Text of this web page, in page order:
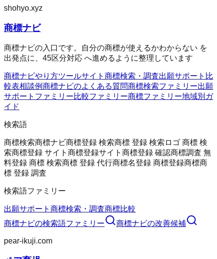
shohyo.xyz
商標ナビ
商標ナビの入口です。自分の商標が使えるかわからない を
出発点に、45区分対応 へ進めるように整理しています
商標ナビやり方ツールサイト 商標検索・調査出願サポート 比
較表相談例商標ナビのよくある質問商標検索ファミリー出願
サポートファミリー比較ファミリー商標ファミリー地域別ガ
イド
検索語
商標検索商標ナビ商標登録 検索商標 登録 検索 ロゴ 商標 検
索商標登録 サイト 商標登録サイト 商標登録 確認商標調査 無
料登録 商標 検索商標 登録 代行商標名登録 商標登録商標商
標 登録 調査
検索語ファミリー
出願サポート 商標検索・調査商標比較
商標ナビの検索語ファミリー 商標ナビの改善候補
pear-ikuji.com